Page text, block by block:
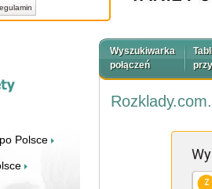
Polsce
Wyszukiwarka
połączeń
Z